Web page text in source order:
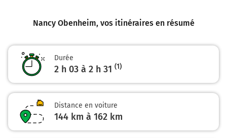
A33
LYON
8,7 km
Nancy Obenheim, vos itinéraires en résumé
Durée
2 h 03 à 2 h 31 (1)
Distance en voiture
144 km à 162 km